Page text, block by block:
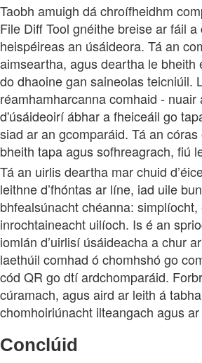
Taobh amuigh dá chroífheidhm
File Diff Tool gnéithe breise ar fáil
heispéireas an úsáideora. Tá an
aimseartha, agus deartha le bheith
do dhaoine gan saineolas teicniúil.
réamhamharcanna comhaid - nuair
d'úsáideoirí ábhar a fheiceáil go
siad ar an gcomparáid. Tá an
bheith tapa agus sofhreagrach, fiú
Tá an uirlis deartha mar chuid
leithne d’fhóntas ar líne, iad uile
bhfealsúnacht chéanna:
inrochtaineacht uilíoch. Is é an
iomlán d’uirlisí úsáideacha a chur
laethúil comhad ó chomhshó go
cód QR go dtí ardchomparáid.
cúramach, agus aird ar leith á
chomhoiriúnacht ilteangach agus
Conclúid